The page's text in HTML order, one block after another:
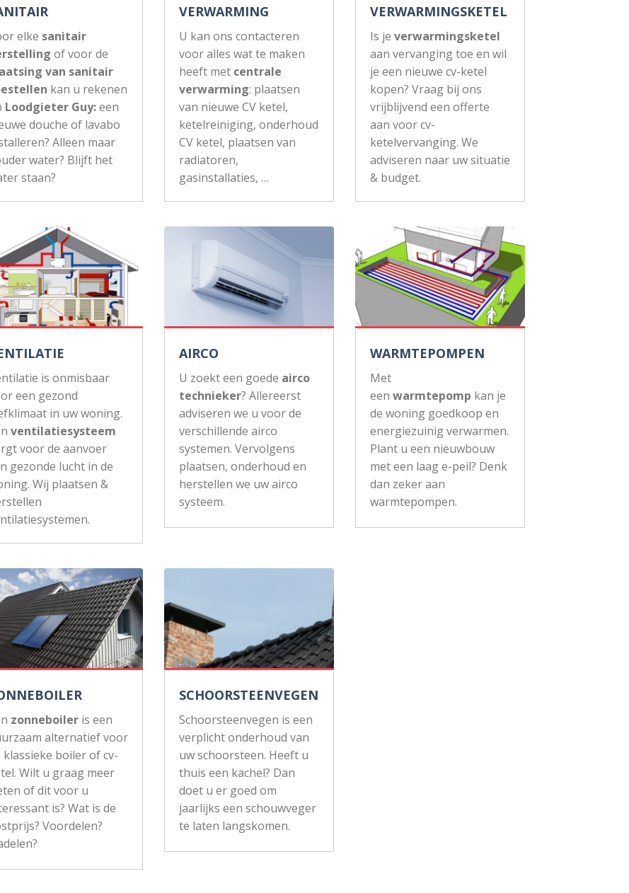
elke sanitair
of voor de
van sanitair
kan u rekenen
Loodgieter Guy:een
douche of lavabo
Alleen maar
water? Blijft het
staan?
VERWARMING
U kan ons contacteren
voor alles wat te maken
heeft met centrale
verwarming: plaatsen
van nieuwe CV ketel,
ketelreiniging, onderhoud
CV ketel, plaatsen van
radiatoren,
gasinstallaties, …
VERWARMINGSKETEL
Is je verwarmingsketel
aan vervanging toe en wil
je een nieuwe cv-ketel
kopen? Vraag bij ons
vrijblijvend een offerte
aan voor cv-
ketelvervanging. We
adviseren naar uw situatie
& budget.
is onmisbaar
een gezond
in uw woning.
ventilatiesysteem
voor de aanvoer
gezonde lucht in de
Wij plaatsen &
AIRCO
U zoekt een goede airco
technieker? Allereerst
adviseren we u voor de
verschillende airco
systemen. Vervolgens
plaatsen, onderhoud en
herstellen we uw airco
systeem.
WARMTEPOMPEN
Met
een warmtepomp kan je
de woning goedkoop en
energiezuinig verwarmen.
Plant u een nieuwbouw
met een laag e-peil? Denk
dan zeker aan
warmtepompen.
zonneboiler is een
alternatief voor
klassieke boiler of cv-
Wilt u graag meer
of dit voor u
is? Wat is de
Voordelen?
SCHOORSTEENVEGEN
Schoorsteenvegen is een
verplicht onderhoud van
uw schoorsteen. Heeft u
thuis een kachel? Dan
doet u er goed om
jaarlijks een schouwveger
te laten langskomen.